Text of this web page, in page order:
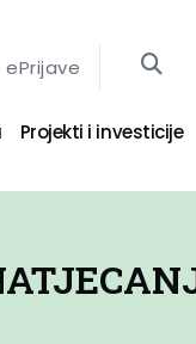
ePrijave
Projekti i investicije